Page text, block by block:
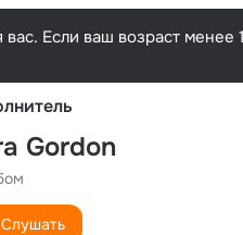
Если ваш возраст
Gordon
Слушать